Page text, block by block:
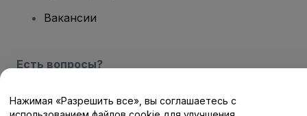
Вакансии
Есть вопросы?
Центр помощи / Свяжитесь с нами
Нажимая «Разрешить все», вы соглашаетесь с